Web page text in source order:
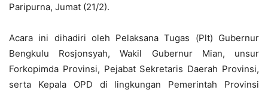
Paripurna, Jumat (21/2).
Acara ini dihadiri oleh Pelaksana Tugas (Plt) Gubernur
Bengkulu Rosjonsyah, Wakil Gubernur Mian, unsur
Forkopimda Provinsi, Pejabat Sekretaris Daerah Provinsi,
serta Kepala OPD di lingkungan Pemerintah Provinsi